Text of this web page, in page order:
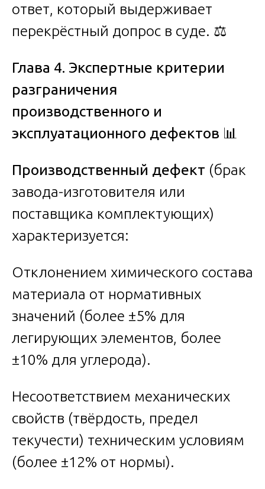
ответ, который выдерживает
перекрёстный допрос в суде. ⚖️
Глава 4. Экспертные критерии
разграничения
производственного и
эксплуатационного дефектов 📊
Производственный дефект (брак
завода-изготовителя или
поставщика комплектующих)
характеризуется:
Отклонением химического состава
материала от нормативных
значений (более ±5% для
легирующих элементов, более
±10% для углерода).
Несоответствием механических
свойств (твёрдость, предел
текучести) техническим условиям
(более ±12% от нормы).